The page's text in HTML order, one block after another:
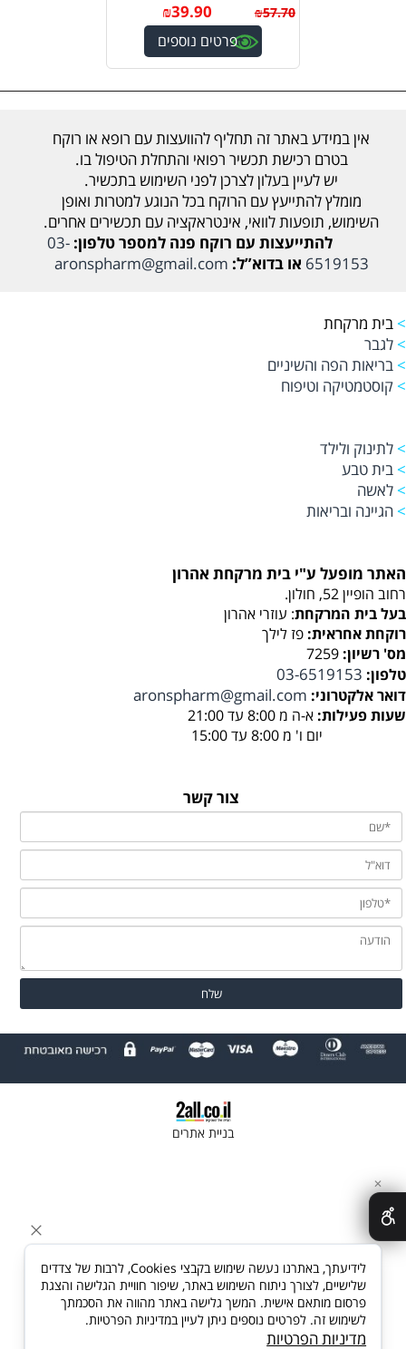
₪57.70
₪39.90
פרטים נוספים
אין במידע באתר זה תחליף להוועצות עם רופא או רוקח
בטרם רכישת תכשיר רפואי והתחלת הטיפול בו.
יש לעיין בעלון לצרכן לפני השימוש בתכשיר.
מומלץ להתייעץ עם הרוקח בכל הנוגע למטרות ואופן
השימוש, תופעות לוואי, אינטראקציה עם תכשירים אחרים.
להתייעצות עם רוקח פנה למספר טלפון:03-
6519153 או בדוא”ל: aronspharm@gmail.com
> בית מרקחת
> לגבר
> בריאות הפה והשיניים
> קוסטמטיקה וטיפוח
> לתינוק ולילד
> בית טבע
> לאשה
> הגיינה ובריאות
האתר מופעל ע"י בית מרקחת אהרון
רחוב הופיין 52, חולון.
בעל בית המרקחת: עוזרי אהרון
רוקחת אחראית: פז לילך
מס' רשיון: 7259
טלפון: 03-6519153
דואר אלקטרוני: aronspharm@gmail.com
שעות פעילות: א-ה מ 8:00 עד 21:00
יום ו' מ 8:00 עד 15:00
צור קשר
בניית אתרים
✕
לידיעתך, באתרנו נעשה שימוש בקבצי Cookies, לרבות של צדדים
שלישיים, לצורך ניתוח השימוש באתר, שיפור חוויית הגלישה והצגת
פרסום מותאם אישית. המשך גלישה באתר מהווה את הסכמתך
לשימוש זה. לפרטים נוספים ניתן לעיין במדיניות הפרטיות.
מדיניות הפרטיות